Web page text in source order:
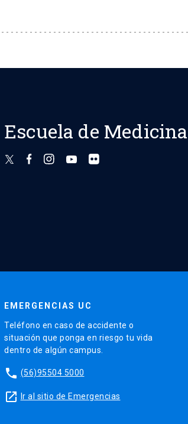
Escuela de Medicina
EMERGENCIAS UC
Teléfono en caso de accidente o
situación que ponga en riesgo tu vida
dentro de algún campus.
phone (56)95504 5000
launch Ir al sitio de Emergencias